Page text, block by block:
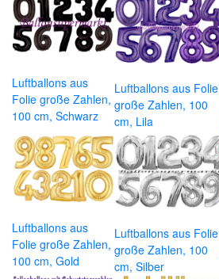
Luftballons aus
Folie große Zahlen,
100 cm, Schwarz
Luftballons aus Folie
große Zahlen, 100
cm, Lila
Luftballons aus
Folie große Zahlen,
100 cm, Gold
Luftballons aus Folie
große Zahlen, 100
cm, Silber